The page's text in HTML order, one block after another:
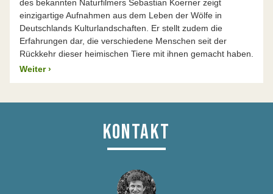
des bekannten Naturfilmers Sebastian Koerner zeigt
einzigartige Aufnahmen aus dem Leben der Wölfe in
Deutschlands Kulturlandschaften. Er stellt zudem die
Erfahrungen dar, die verschiedene Menschen seit der
Rückkehr dieser heimischen Tiere mit ihnen gemacht haben.
Weiter ›
KONTAKT